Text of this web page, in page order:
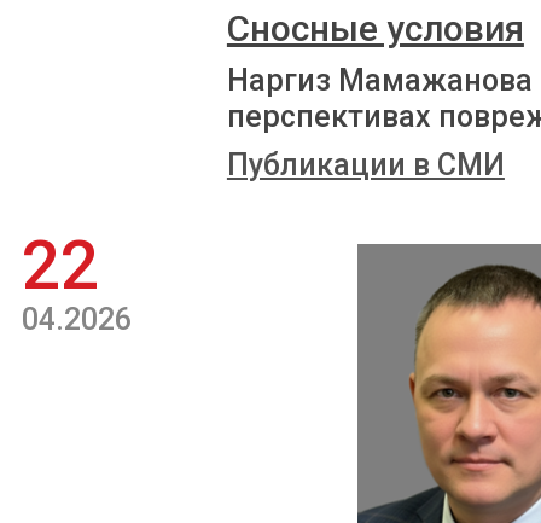
Сносные условия
Наргиз Мамажанова
перспективах
Публикации в СМИ
22
04.2026